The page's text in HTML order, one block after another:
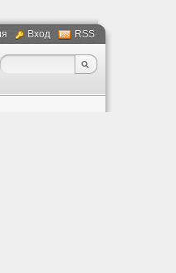
Вход RSS